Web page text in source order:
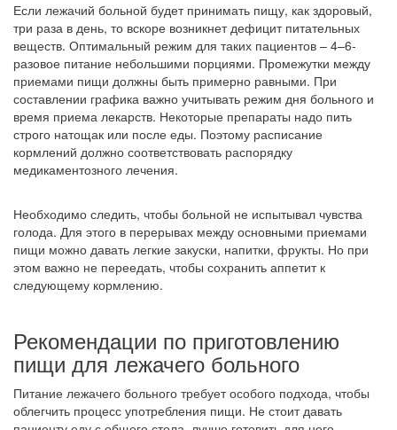
Если лежачий больной будет принимать пищу, как здоровый,
три раза в день, то вскоре возникнет дефицит питательных
веществ. Оптимальный режим для таких пациентов – 4–6-
разовое питание небольшими порциями. Промежутки между
приемами пищи должны быть примерно равными. При
составлении графика важно учитывать режим дня больного и
время приема лекарств. Некоторые препараты надо пить
строго натощак или после еды. Поэтому расписание
кормлений должно соответствовать распорядку
медикаментозного лечения.
Необходимо следить, чтобы больной не испытывал чувства
голода. Для этого в перерывах между основными приемами
пищи можно давать легкие закуски, напитки, фрукты. Но при
этом важно не переедать, чтобы сохранить аппетит к
следующему кормлению.
Рекомендации по приготовлению
пищи для лежачего больного
Питание лежачего больного требует особого подхода, чтобы
облегчить процесс употребления пищи. Не стоит давать